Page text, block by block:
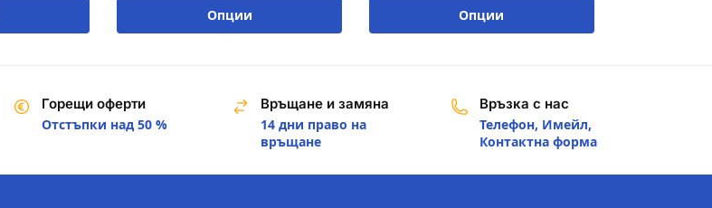
Опции Опции
Горещи оферти
Отстъпки над 50 %
Връщане и замяна
14 дни право на
връщане
Връзка с нас
Телефон, Имейл,
Контактна форма